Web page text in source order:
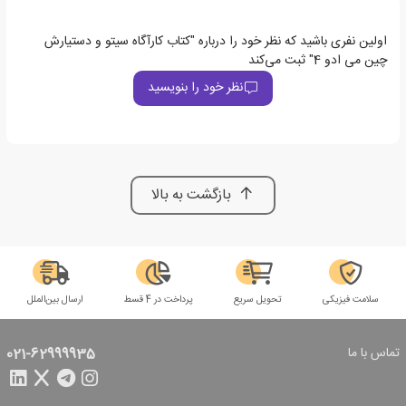
اولین نفری باشید که نظر خود را درباره "کتاب کارآگاه سیتو و دستیارش
چین می ادو 4" ثبت می‌کند
نظر خود را بنویسید
بازگشت به بالا
سلامت فیزیکی تحویل سریع پرداخت در 4 قسط ارسال بین‌الملل
تماس با ما 021-62999935